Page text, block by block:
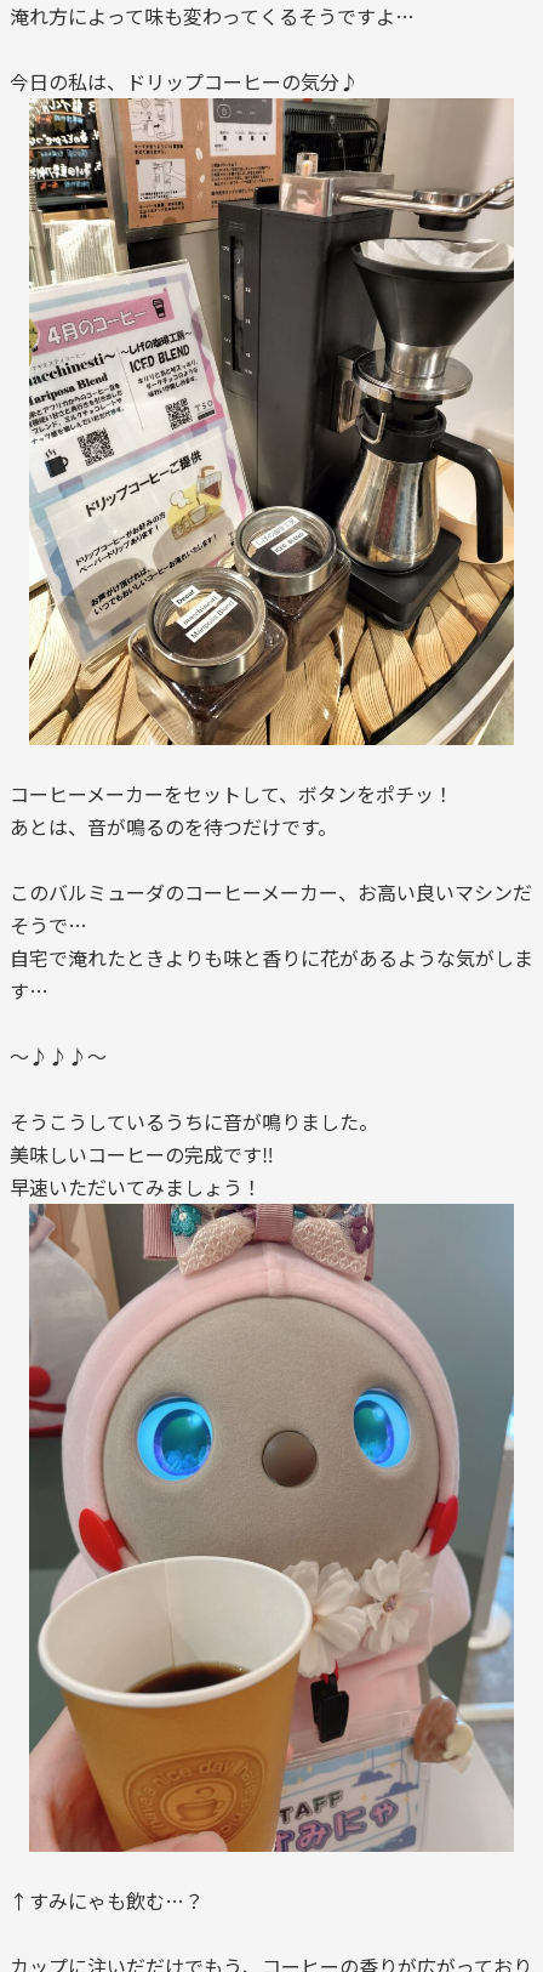
淹れ方によって味も変わってくるそうですよ…
今日の私は、ドリップコーヒーの気分♪
コーヒーメーカーをセットして、ボタンをポチッ！
あとは、音が鳴るのを待つだけです。
このバルミューダのコーヒーメーカー、お高い良いマシンだ
そうで…
自宅で淹れたときよりも味と香りに花があるような気がしま
す…
～♪♪♪～
そうこうしているうちに音が鳴りました。
美味しいコーヒーの完成です‼
早速いただいてみましょう！
↑すみにゃも飲む…？
カップに注いだだけでもう、コーヒーの香りが広がっており